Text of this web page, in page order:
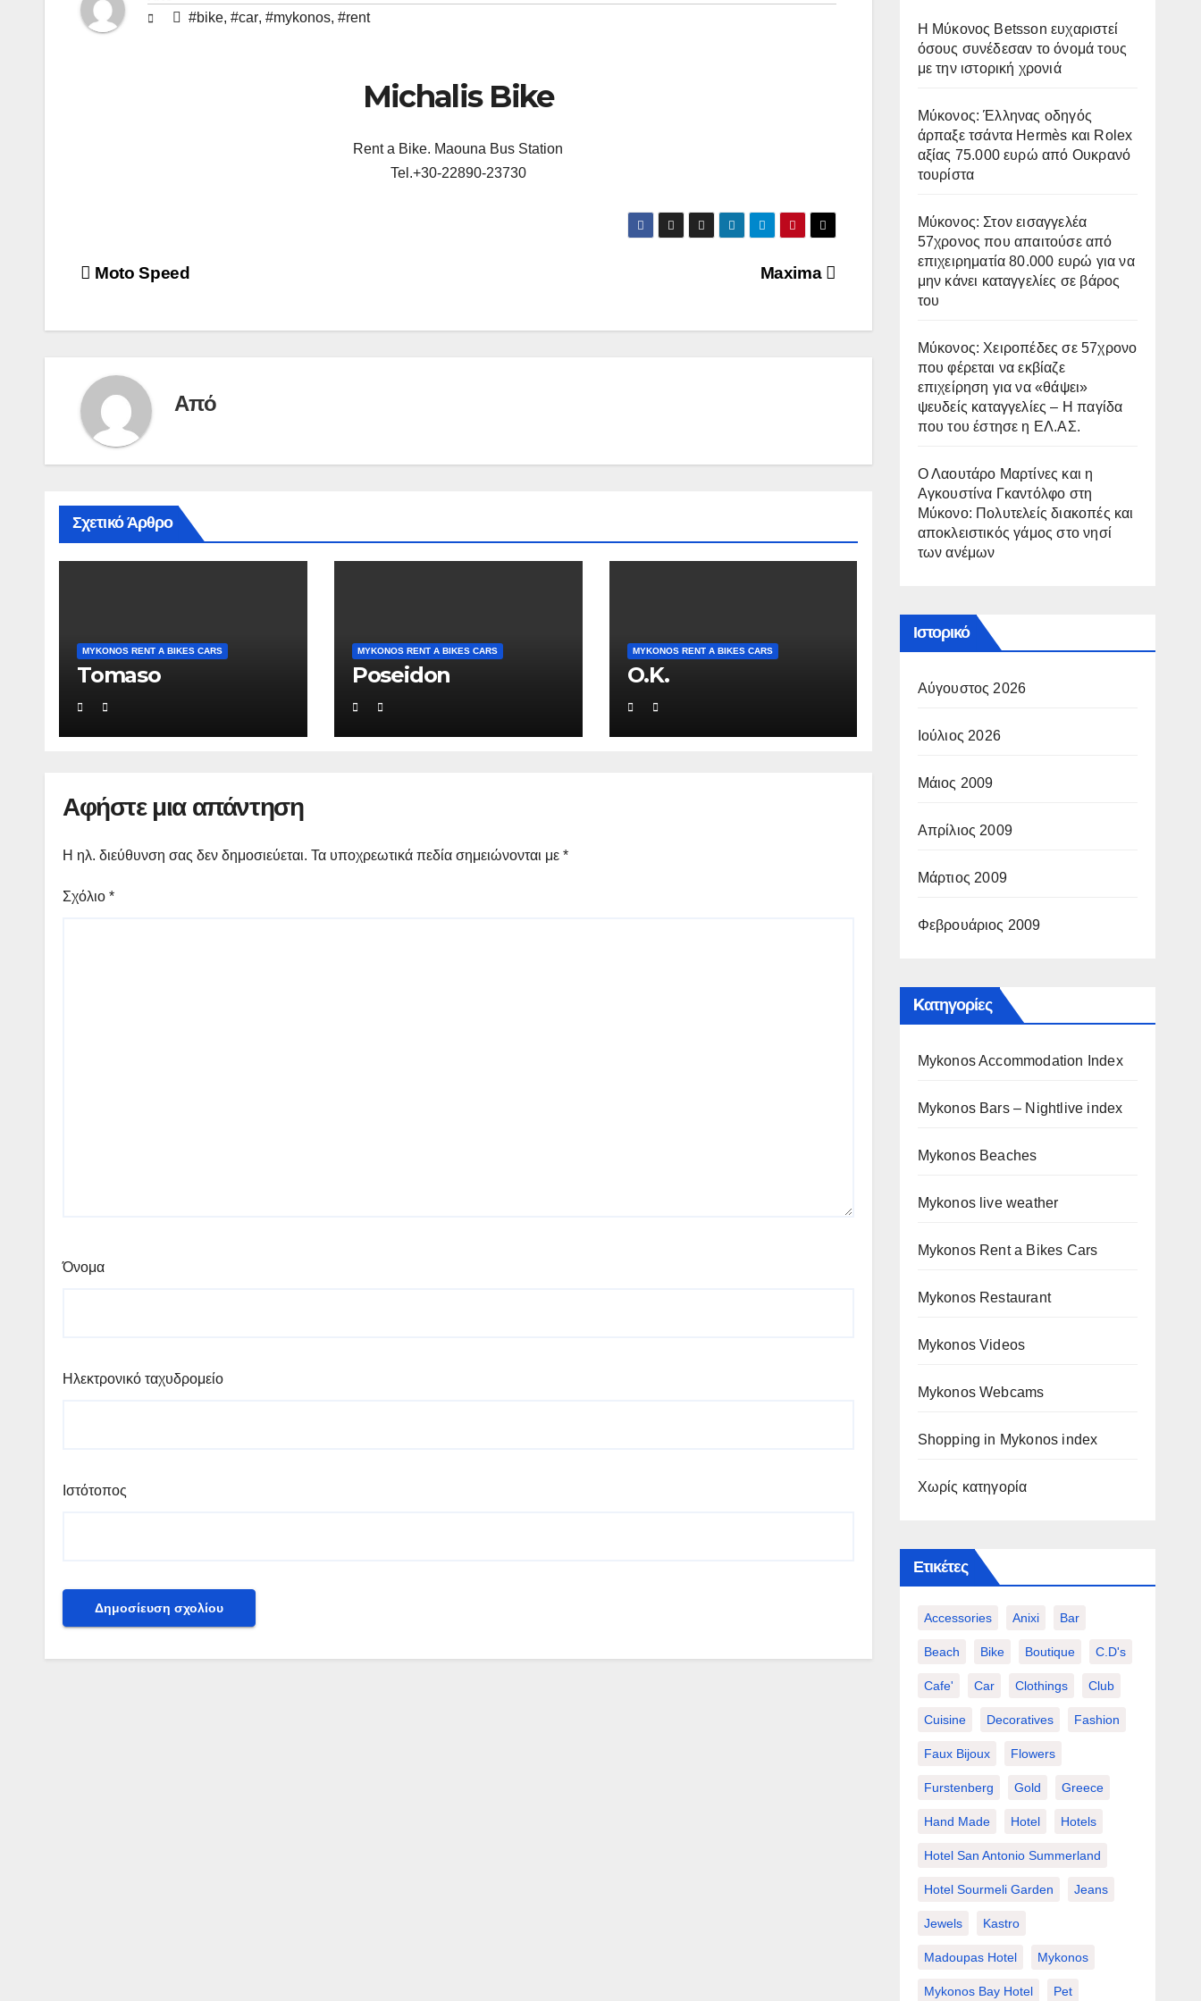
#bike, #car, #mykonos, #rent
Michalis Bike
Rent a Bike. Maouna Bus Station
Tel.+30-22890-23730
Πλοήγηση
Maxima
Moto Speed
Από
Σχετικό Άρθρο
MYKONOS RENT A BIKES CARS
Tomaso
MYKONOS RENT A BIKES CARS
Poseidon
MYKONOS RENT A BIKES CARS
O.K.
Αφήστε μια απάντηση
Η ηλ. διεύθυνση σας δεν δημοσιεύεται. Τα υποχρεωτικά πεδία σημειώνονται με *
Σχόλιο *
Όνομα
Ηλεκτρονικό ταχυδρομείο
Ιστότοπος
Η Μύκονος Betsson ευχαριστεί
όσους συνέδεσαν το όνομά τους
με την ιστορική χρονιά
Μύκονος: Έλληνας οδηγός
άρπαξε τσάντα Hermès και Rolex
αξίας 75.000 ευρώ από Ουκρανό
τουρίστα
Μύκονος: Στον εισαγγελέα
57χρονος που απαιτούσε από
επιχειρηματία 80.000 ευρώ για να
μην κάνει καταγγελίες σε βάρος
του
Μύκονος: Χειροπέδες σε 57χρονο
που φέρεται να εκβίαζε
επιχείρηση για να «θάψει»
ψευδείς καταγγελίες – Η παγίδα
που του έστησε η ΕΛ.ΑΣ.
Ο Λαουτάρο Μαρτίνες και η
Αγκουστίνα Γκαντόλφο στη
Μύκονο: Πολυτελείς διακοπές και
αποκλειστικός γάμος στο νησί
των ανέμων
Ιστορικό
Αύγουστος 2026
Ιούλιος 2026
Μάιος 2009
Απρίλιος 2009
Μάρτιος 2009
Φεβρουάριος 2009
Kατηγορίες
Mykonos Accommodation Index
Mykonos Bars – Nightlive index
Mykonos Beaches
Mykonos live weather
Mykonos Rent a Bikes Cars
Mykonos Restaurant
Mykonos Videos
Mykonos Webcams
Shopping in Mykonos index
Χωρίς κατηγορία
Ετικέτες
Accessories Anixi Bar
Beach Bike Boutique C.d's
Cafe' Car Clothings Club
Cuisine Decoratives Fashion
Faux Bijoux Flowers
Furstenberg Gold Greece
Hand Made Hotel Hotels
Hotel San Antonio Summerland
Hotel Sourmeli Garden Jeans
Jewels Kastro
Madoupas Hotel Mykonos
Mykonos Bay Hotel Pet